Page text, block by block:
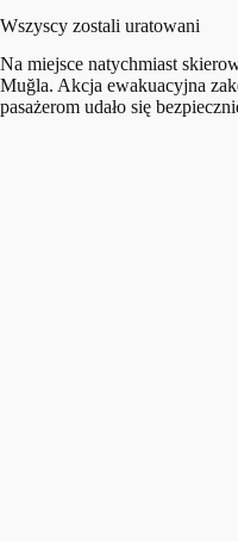
Wszyscy zostali uratowani
Na miejsce natychmiast
Muğla. Akcja ewakuacyjna
pasażerom udało się